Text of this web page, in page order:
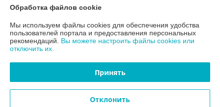
220037, г. Минск, ул. Аннаева 84/7,комната 1-6
Регистрационный номер ЕГР: 193597061
Регистрационный орган: Мингорисполком
Местонахождение книги жалоб и предложений: 220037, г. Минск, ул.
Обработка файлов cookie
Мы используем файлы cookies для обеспечения удобства
пользователей портала и предоставления персональных
рекомендаций. Вы можете настроить файлы cookies или
отключить их.
Принять
Отклонить